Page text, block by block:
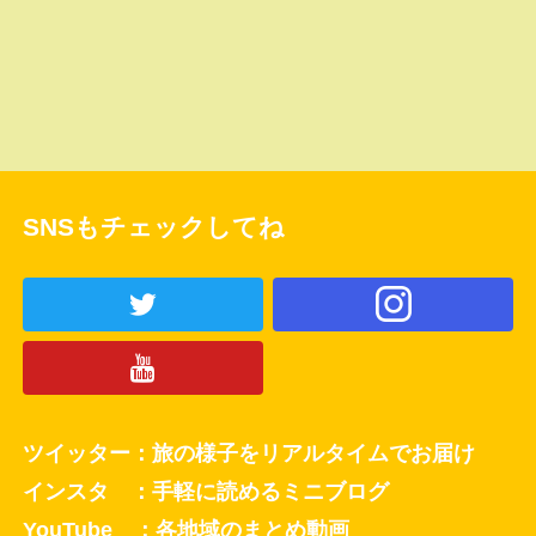
SNSもチェックしてね
ツイッター：旅の様子をリアルタイムでお届け
インスタ ：手軽に読めるミニブログ
YouTube ：各地域のまとめ動画